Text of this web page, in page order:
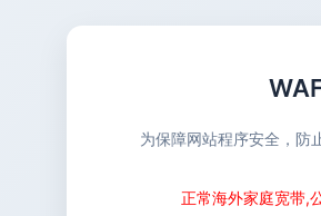
为保障网站程序安全，防
正常海外家庭宽带,